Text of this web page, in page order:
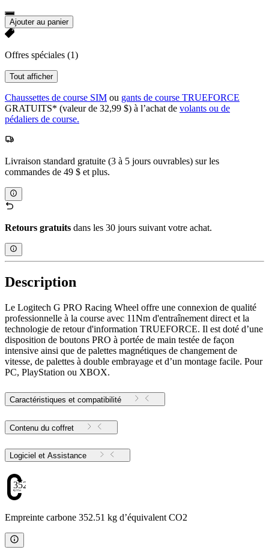
Ajouter au panier
Offres spéciales (1)
Tout afficher
Chaussettes de course SIM ou gants de course TRUEFORCE
GRATUITS* (valeur de 32,99 $) à l’achat de volants ou de
pédaliers de course.
Livraison standard gratuite (3 à 5 jours ouvrables) sur les
commandes de 49 $ et plus.
Retours gratuits dans les 30 jours suivant votre achat.
Description
Le Logitech G PRO Racing Wheel offre une connexion de qualité
professionnelle à la course avec 11Nm d'entraînement direct et la
technologie de retour d'information TRUEFORCE. Il est doté d’une
disposition de boutons PRO à portée de main testée de façon
intensive ainsi que de palettes magnétiques de changement de
vitesse, de palettes à double embrayage et d’un montage facile. Pour
PC, PlayStation ou XBOX.
Caractéristiques et compatibilité
Contenu du coffret
Logiciel et Assistance
352.51
Empreinte carbone 352.51 kg d’équivalent CO2